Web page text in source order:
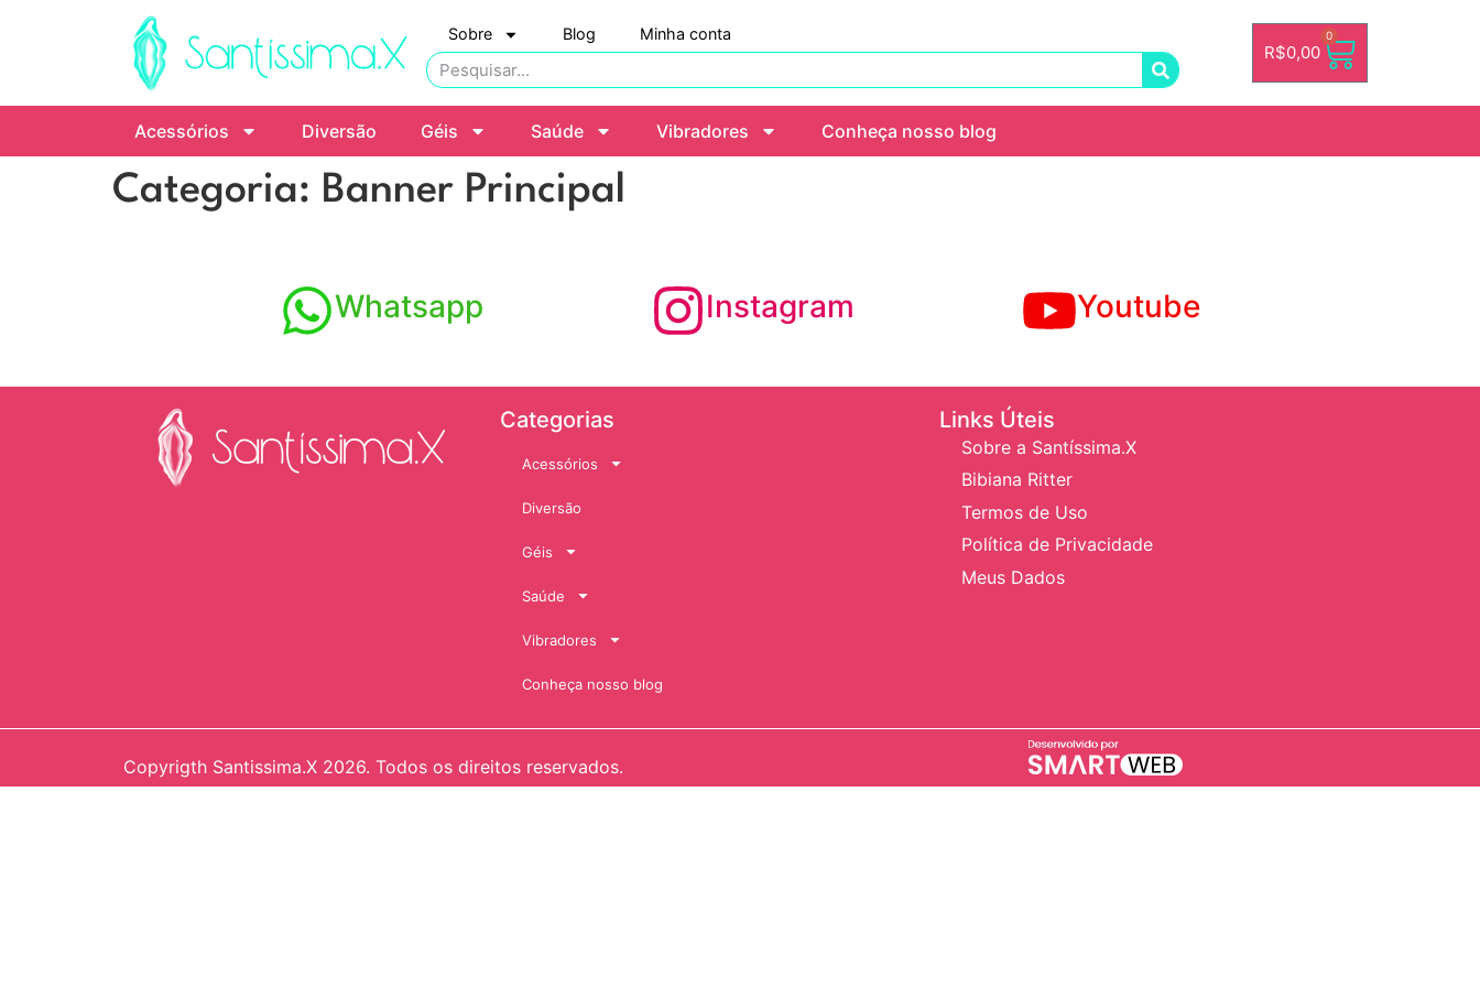
Sobre Blog Minha conta
R$0,00
0
Acessórios Diversão Géis Saúde Vibradores Conheça nosso blog
Categoria: Banner Principal
Whatsapp Instagram Youtube
Categorias
Acessórios
Diversão
Géis
Saúde
Vibradores
Conheça nosso blog
Links Úteis
Sobre a Santíssima.X
Bibiana Ritter
Termos de Uso
Política de Privacidade
Meus Dados
Copyrigth Santissima.X 2026. Todos os direitos reservados.